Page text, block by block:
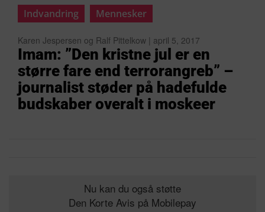
Indvandring Mennesker
Karen Jespersen og Ralf Pittelkow | april 5, 2017
Imam: ”Den kristne jul er en
større fare end terrorangreb” –
journalist støder på hadefulde
budskaber overalt i moskeer
Nu kan du også støtte
Den Korte Avis på Mobilepay